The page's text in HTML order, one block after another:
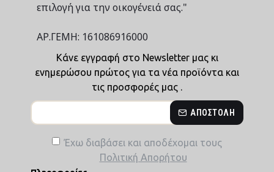
επιλογή για την οικογένειά σας."
ΑΡ.ΓΕΜΗ: 161086916000
Κάνε εγγραφή στο Newsletter μας κι
ενημερώσου πρώτος για τα νέα προϊόντα και
τις προσφορές μας .
ΑΠΟΣΤΟΛΉ
Έχω διαβάσει και αποδέχομαι τους
Πολιτική Απορήτου